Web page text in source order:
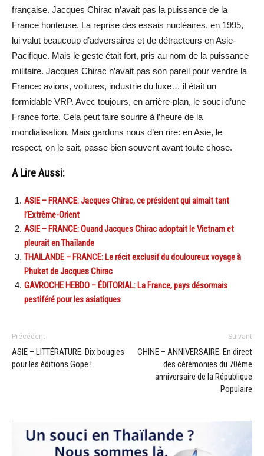
française. Jacques Chirac n’avait pas la puissance de la
France honteuse. La reprise des essais nucléaires, en 1995,
lui valut beaucoup d’adversaires et de détracteurs en Asie-
Pacifique. Mais le geste était fort, pris au nom de la puissance
militaire. Jacques Chirac n’avait pas son pareil pour vendre la
France: avions, voitures, industrie du luxe… il était un
formidable VRP. Avec toujours, en arrière-plan, le souci d’une
France forte. Cela peut faire sourire à l’heure de la
mondialisation. Mais gardons nous d’en rire: en Asie, le
respect, on le sait, passe bien souvent avant toute chose.
A Lire Aussi:
ASIE – FRANCE: Jacques Chirac, ce président qui aimait tant
l’Extrême-Orient
ASIE – FRANCE: Quand Jacques Chirac adoptait le Vietnam et
pleurait en Thaïlande
THAILANDE – FRANCE: Le récit exclusif du douloureux voyage à
Phuket de Jacques Chirac
GAVROCHE HEBDO – ÉDITORIAL: La France, pays désormais
pestiféré pour les asiatiques
Précédent
ASIE – LITTÉRATURE: Dix bougies
pour les éditions Gope !
Suivant
CHINE – ANNIVERSAIRE: En direct
des cérémonies du 70ème
anniversaire de la République
Populaire